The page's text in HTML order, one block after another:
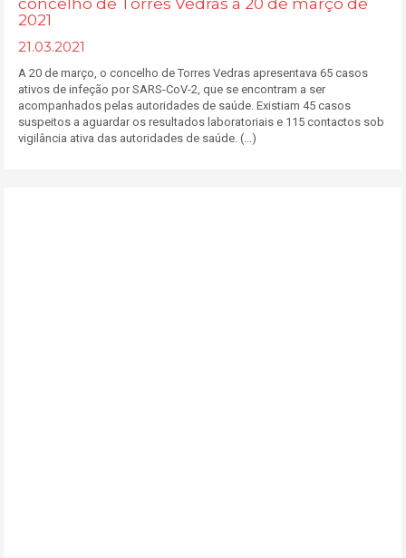
concelho de Torres Vedras a 20 de março de
2021
21.03.2021
A 20 de março, o concelho de Torres Vedras apresentava 65 casos
ativos de infeção por SARS-CoV-2, que se encontram a ser
acompanhados pelas autoridades de saúde. Existiam 45 casos
suspeitos a aguardar os resultados laboratoriais e 115 contactos sob
vigilância ativa das autoridades de saúde. (...)